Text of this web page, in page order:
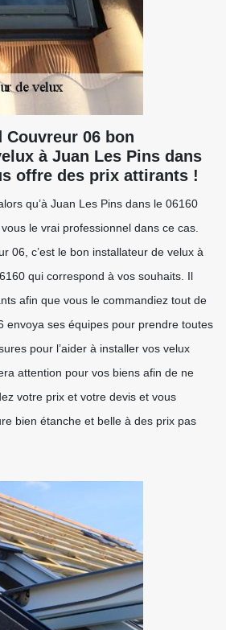
Couvreur 06 bon
à Juan Les Pins dans
offre des prix attirants !
qu’à Juan Les Pins dans le 06160
le vrai professionnel dans ce cas.
06, c’est le bon installateur de velux à
qui correspond à vos souhaits. Il
afin que vous le commandiez tout de
envoya ses équipes pour prendre toutes
pour l’aider à installer vos velux
attention pour vos biens afin de ne
votre prix et votre devis et vous
bien étanche et belle à des prix pas